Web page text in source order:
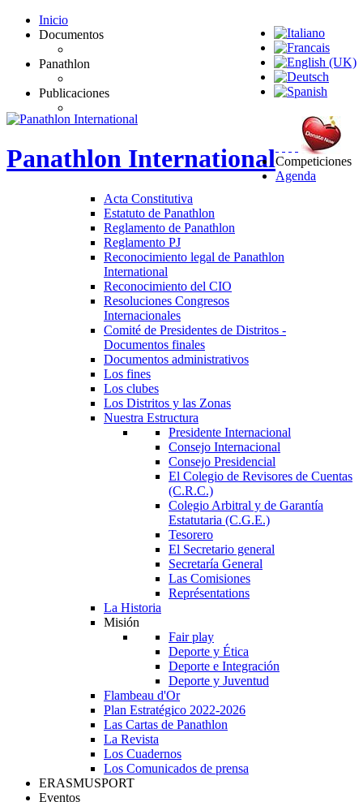
Panathlon International
Inicio
Documentos
Acta Constitutiva
Estatuto de Panathlon
Reglamento de Panathlon
Reglamento PJ
Reconocimiento legal de Panathlon
International
Reconocimiento del CIO
Resoluciones Congresos
Internacionales
Comité de Presidentes de Distritos -
Documentos finales
Documentos administrativos
Panathlon
Los fines
Los clubes
Los Distritos y las Zonas
Nuestra Estructura
Presidente Internacional
Consejo Internacional
Consejo Presidencial
El Colegio de Revisores de Cuentas
(C.R.C.)
Colegio Arbitral y de Garantía
Estatutaria (C.G.E.)
Tesorero
El Secretario general
Secretaría General
Las Comisiones
Représentations
La Historia
Misión
Fair play
Deporte y Ética
Deporte e Integración
Deporte y Juventud
Flambeau d'Or
Plan Estratégico 2022-2026
Publicaciones
Las Cartas de Panathlon
La Revista
Los Cuadernos
Los Comunicados de prensa
Competiciones
Agenda
ERASMUSPORT
Eventos